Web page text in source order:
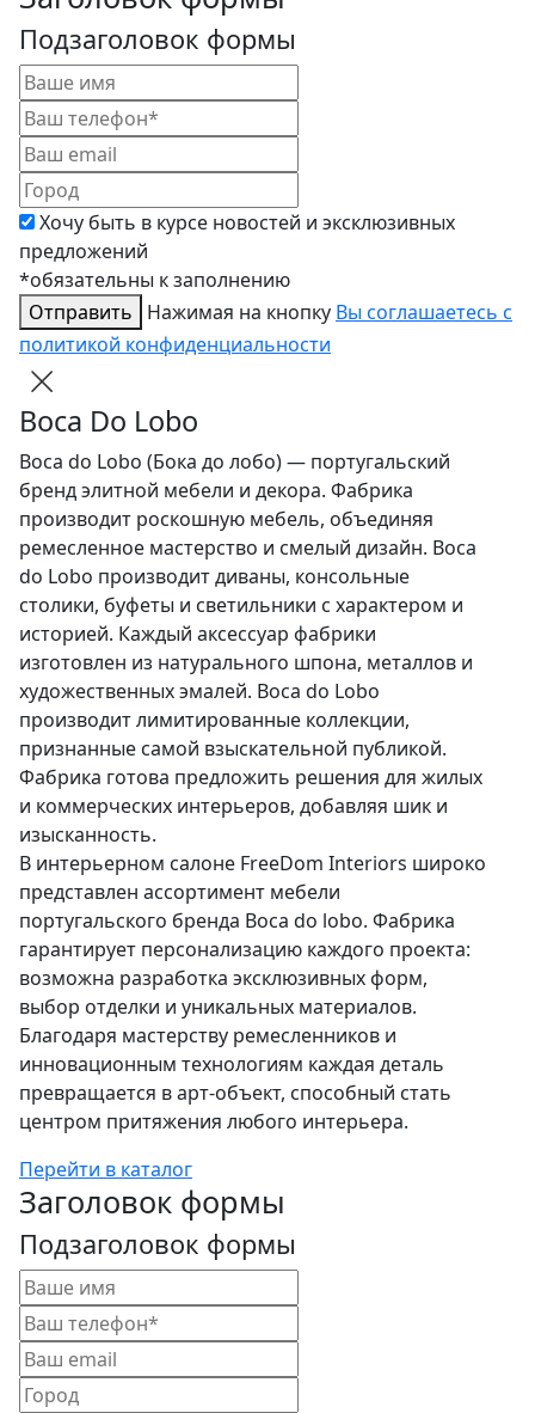
Подзаголовок формы
Хочу быть в курсе новостей и эксклюзивных
предложений
*обязательны к заполнению
Отправить
Нажимая на кнопку Вы соглашаетесь с
политикой конфиденциальности
Boca Do Lobo
Boca do Lobo (Бока до лобо) — португальский
бренд элитной мебели и декора. Фабрика
производит роскошную мебель, объединяя
ремесленное мастерство и смелый дизайн. Boca
do Lobo производит диваны, консольные
столики, буфеты и светильники с характером и
историей. Каждый аксессуар фабрики
изготовлен из натурального шпона, металлов и
художественных эмалей. Boca do Lobo
производит лимитированные коллекции,
признанные самой взыскательной публикой.
Фабрика готова предложить решения для жилых
и коммерческих интерьеров, добавляя шик и
изысканность.
В интерьерном салоне FreeDom Interiors широко
представлен ассортимент мебели
португальского бренда Boca do lobo. Фабрика
гарантирует персонализацию каждого проекта:
возможна разработка эксклюзивных форм,
выбор отделки и уникальных материалов.
Благодаря мастерству ремесленников и
инновационным технологиям каждая деталь
превращается в арт-объект, способный стать
центром притяжения любого интерьера.
Перейти в каталог
Заголовок формы
Подзаголовок формы